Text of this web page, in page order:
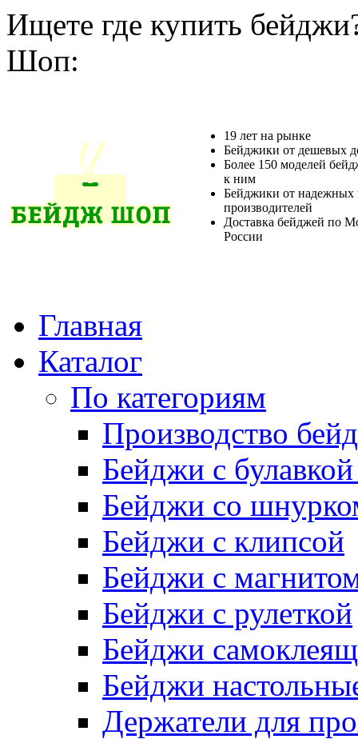
Ищете где купить
Шоп:
19 лет на рынке
Бейджики от дешевых
Более 150 моделей
к ним
Бейджики от надежных
производителей
Доставка бейджей по
России
Главная
Каталог
По категориям
Производство
Бейджи с
Бейджи со
Бейджи с клипсой
Бейджи с
Бейджи с рулеткой
Бейджи
Бейджи
Держатели для